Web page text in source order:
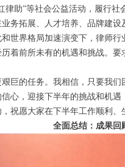
助”等社会公益活动，履行社
务拓展、人才培养、品牌建
世界格局加速演变下，律师
着前所未有的机遇和挑战。
巨的任务。我相信，只要我
心，迎接下半年的挑战和机遇
祝愿大家在下半年工作顺利、
全面总结：成果回